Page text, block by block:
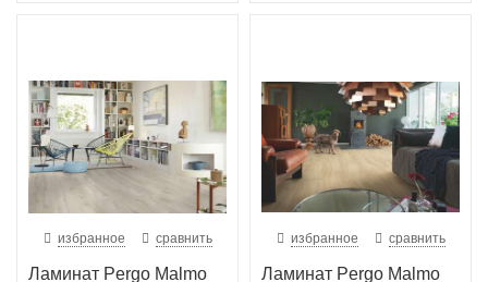
избранное сравнить
Ламинат Pergo Malmo
избранное сравнить
Ламинат Pergo Malmo